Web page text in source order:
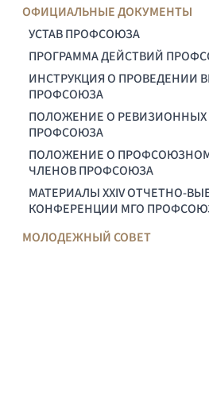
ОФИЦИАЛЬНЫЕ ДОКУМЕНТЫ
УСТАВ ПРОФСОЮЗА
ПРОГРАММА ДЕЙСТВИЙ
ИНСТРУКЦИЯ О ПРОВЕДЕНИИ
ПРОФСОЮЗА
ПОЛОЖЕНИЕ О РЕВИЗИОННЫХ
ПРОФСОЮЗА
ПОЛОЖЕНИЕ О ПРОФСОЮЗНОМ
ЧЛЕНОВ ПРОФСОЮЗА
МАТЕРИАЛЫ XXIV ОТЧЕТНО-
КОНФЕРЕНЦИИ МГО
МОЛОДЕЖНЫЙ СОВЕТ